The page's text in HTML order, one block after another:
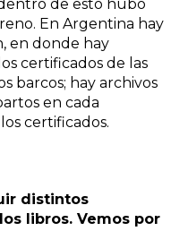
de esto hubo
En Argentina hay
en donde hay
certificados de las
barcos; hay archivos
en cada
certificados.
distintos
libros. Vemos por